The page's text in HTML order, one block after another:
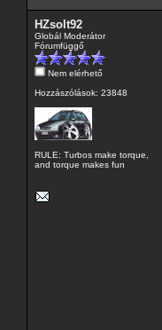
HZsolt92
Globál Moderátor
Fórumfüggő
Nem elérhető
Hozzászólások: 23848
RULE: Turbos make torque,
and torque makes fun